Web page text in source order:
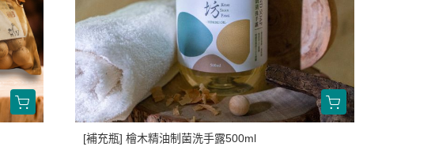
[補充瓶] 檜木精油制菌洗手露500ml